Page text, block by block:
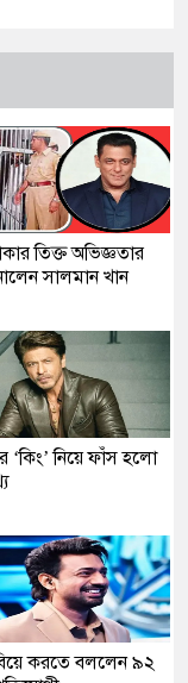
তিক্ত অভিজ্ঞতার
সালমান খান
‘কিং’ নিয়ে ফাঁস হলো
করতে বললেন ৯২